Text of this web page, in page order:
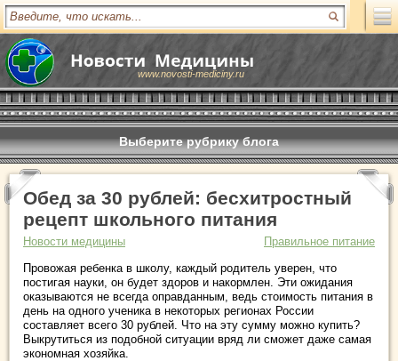
www.novosti-mediciny.ru
Выберите рубрику блога
Обед за 30 рублей: бесхитростный
рецепт школьного питания
Новости медицины
Правильное питание
Провожая ребенка в школу, каждый родитель уверен, что
постигая науки, он будет здоров и накормлен. Эти ожидания
оказываются не всегда оправданным, ведь стоимость питания в
день на одного ученика в некоторых регионах России
составляет всего 30 рублей. Что на эту сумму можно купить?
Выкрутиться из подобной ситуации вряд ли сможет даже самая
экономная хозяйка.